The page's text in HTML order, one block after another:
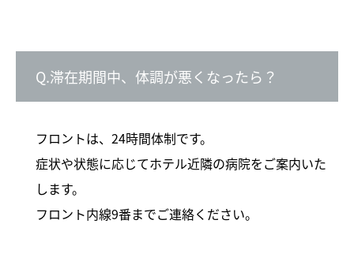
Q.滞在期間中、体調が悪くなったら？
フロントは、24時間体制です。
症状や状態に応じてホテル近隣の病院をご案内いた
します。
フロント内線9番までご連絡ください。